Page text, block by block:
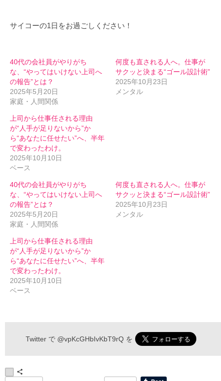
サイコーの1日をお過ごしください！
40代の会社員がやりがち
な、“やってはいけない上司へ
の報告”とは？
2025年5月20日
家庭・人間関係
何度も直される人へ。仕事が
サクッと決まる“ゴール設計術”
2025年10月23日
メンタル
上司から仕事任される理由
が“人手が足りないから”か
ら“あなたに任せたい”へ、半年
で変わったわけ。
2025年10月10日
ベース
40代の会社員がやりがち
な、“やってはいけない上司へ
の報告”とは？
2025年5月20日
家庭・人間関係
何度も直される人へ。仕事が
サクッと決まる“ゴール設計術”
2025年10月23日
メンタル
上司から仕事任される理由
が“人手が足りないから”か
ら“あなたに任せたい”へ、半年
で変わったわけ。
2025年10月10日
ベース
お名前 *
Twitter で @vpKcGHbIvKbT9rQ を